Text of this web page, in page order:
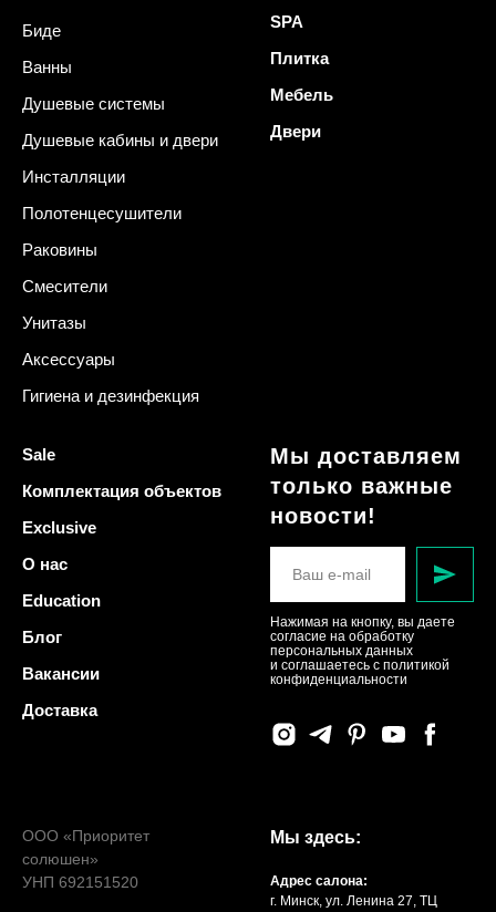
Биде
Ванны
Душевые системы
Душевые кабины и двери
Инсталляции
Полотенцесушители
Раковины
Смесители
Унитазы
Аксессуары
Гигиена и дезинфекция
SPA
Плитка
Мебель
Двери
Sale
Комплектация объектов
Exclusive
О нас
Education
Блог
Вакансии
Доставка
Мы доставляем
только важные
новости!
Нажимая на кнопку, вы даете
согласие на обработку
персональных данных
и соглашаетесь c политикой
конфиденциальности
ООО «Приоритет
солюшен»
УНП 692151520
Мы здесь:
Адрес салона:
г. Минск, ул. Ленина 27, ТЦ